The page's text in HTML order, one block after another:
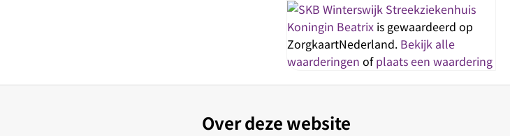
Streekziekenhuis
Koningin Beatrix is gewaardeerd op
ZorgkaartNederland. Bekijk alle
waarderingen ofplaats een waardering
Over deze website